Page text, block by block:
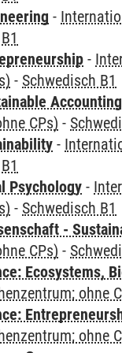
-
-
- Schwedisch B1
CPs) -
-
Psychology -
- Schwedisch B1
-
CPs) -
Ecosystems,
ohne
ohne